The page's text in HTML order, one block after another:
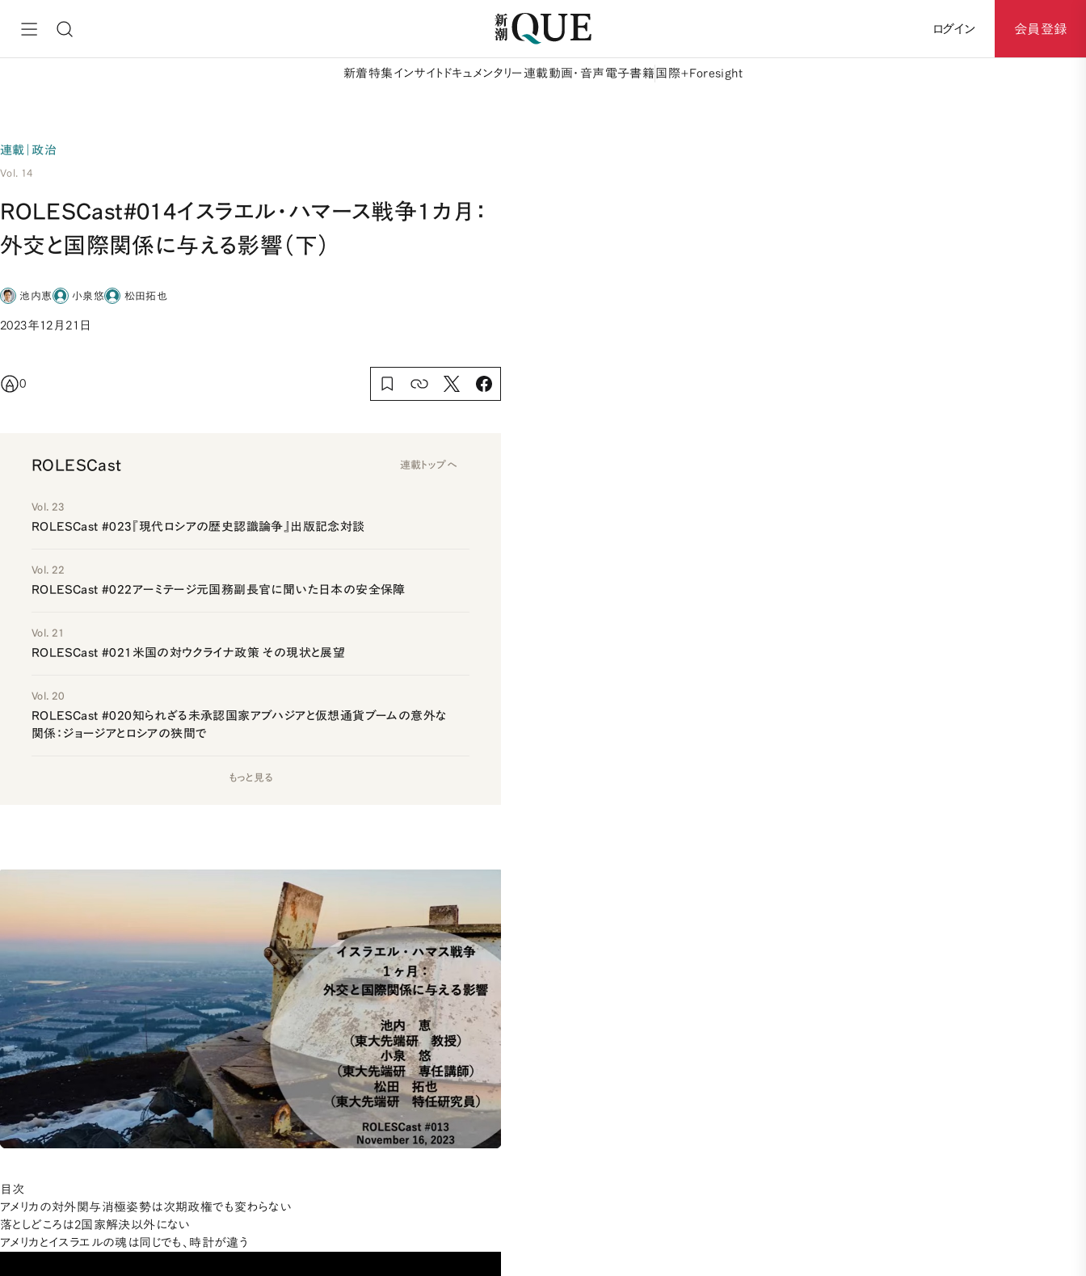
ログイン 会員登録
新着特集 インサイト ドキュメンタリー 連載動画・音声 電子書籍 国際+Foresight
連載｜政治
Vol. 14
ROLESCast#014イスラエル・ハマース戦争１カ月：
外交と国際関係に与える影響（下）
池内恵 小泉悠 松田拓也
2023年12月21日
0
ROLESCast 連載トップへ
Vol. 23
ROLESCast #023『現代ロシアの歴史認識論争』出版記念対談
Vol. 22
ROLESCast #022アーミテージ元国務副長官に聞いた日本の安全保障
Vol. 21
ROLESCast #021米国の対ウクライナ政策 その現状と展望
Vol. 20
ROLESCast #020知られざる未承認国家アブハジアと仮想通貨ブームの意外な
関係：ジョージアとロシアの狭間で
もっと見る
目次
アメリカの対外関与消極姿勢は次期政権でも変わらない
落としどころは2国家解決以外にない
アメリカとイスラエルの魂は同じでも、時計が違う